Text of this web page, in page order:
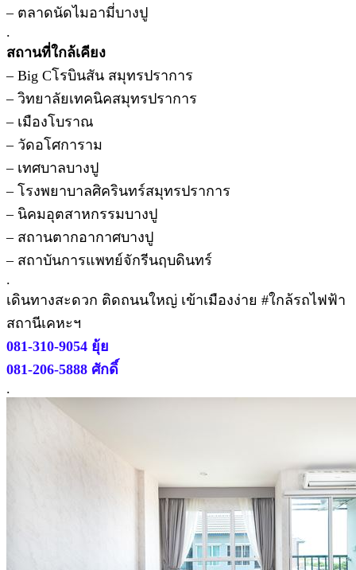
– ตลาดนัดไมอามี่บางปู
.
สถานที่ใกล้เคียง
– Big Cโรบินสัน สมุทรปราการ
– วิทยาลัยเทคนิคสมุทรปราการ
– เมืองโบราณ
– วัดอโศการาม
– เทศบาลบางปู
– โรงพยาบาลศิครินทร์สมุทรปราการ
– นิคมอุตสาหกรรมบางปู
– สถานตากอากาศบางปู
– สถาบันการแพทย์จักรีนฤบดินทร์
.
เดินทางสะดวก ติดถนนใหญ่ เข้าเมืองง่าย #ใกล้รถไฟฟ้า
สถานีเคหะฯ
081-310-9054 ยุ้ย
081-206-5888 ศักดิ์
.